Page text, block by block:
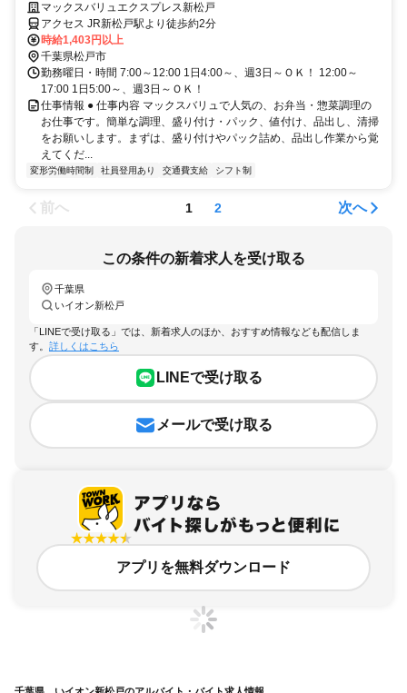
理、盛り付けなど
マックスバリュエクスプレス新松戸
アクセス JR新松戸駅より徒歩約2分
時給1,403円以上
千葉県松戸市
勤務曜日・時間 7:00～12:00 1日4:00～、週3日～ＯＫ！ 12:00～
17:00 1日5:00～、週3日～ＯＫ！
仕事情報 ● 仕事内容 マックスバリュで人気の、お弁当・惣菜調理の
お仕事です。簡単な調理、盛り付け・パック、値付け、品出し、清掃
をお願いします。まずは、盛り付けやパック詰め、品出し作業から覚
えてくだ...
変形労働時間制 社員登用あり 交通費支給 シフト制
前へ 1 2 次へ
この条件の新着求人を受け取る
千葉県
いイオン新松戸
「LINEで受け取る」では、新着求人のほか、おすすめ情報なども配信しま
す。 詳しくはこちら
LINEで受け取る
メールで受け取る
アプリを無料ダウンロード